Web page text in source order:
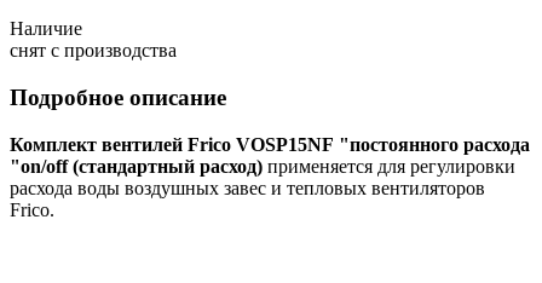
Наличие
снят с производства
Подробное описание
Комплект вентилей Frico VOSP15NF "постоянного расхода
"on/off (стандартный расход) применяется для регулировки
расхода воды воздушных завес и тепловых вентиляторов
Frico.